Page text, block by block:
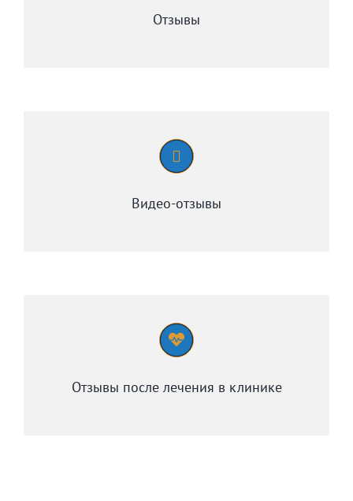
Отзывы
Видео-отзывы
Отзывы после лечения в клинике